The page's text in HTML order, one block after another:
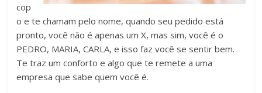
cop
o e te chamam pelo nome, quando seu pedido está
pronto, você não é apenas um X, mas sim, você é o
PEDRO, MARIA, CARLA, e isso faz você se sentir bem.
Te traz um conforto e algo que te remete a uma
empresa que sabe quem você é.